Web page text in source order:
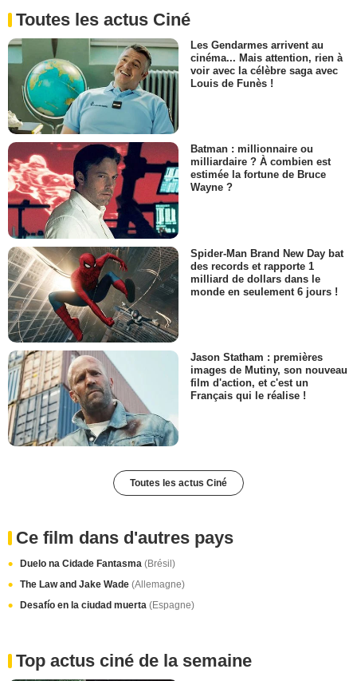
Toutes les actus Ciné
Les Gendarmes arrivent au
cinéma... Mais attention, rien à
voir avec la célèbre saga avec
Louis de Funès !
Batman : millionnaire ou
milliardaire ? À combien est
estimée la fortune de Bruce
Wayne ?
Spider-Man Brand New Day bat
des records et rapporte 1
milliard de dollars dans le
monde en seulement 6 jours !
Jason Statham : premières
images de Mutiny, son nouveau
film d'action, et c'est un
Français qui le réalise !
Toutes les actus Ciné
Ce film dans d'autres pays
Duelo na Cidade Fantasma (Brésil)
The Law and Jake Wade (Allemagne)
Desafío en la ciudad muerta (Espagne)
Top actus ciné de la semaine